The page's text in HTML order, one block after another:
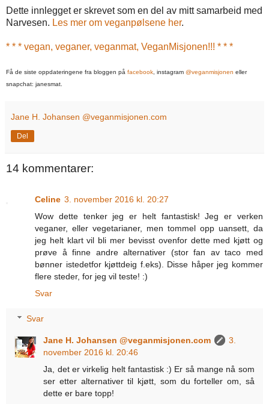
Dette innlegget er skrevet som en del av mitt samarbeid med
Narvesen. Les mer om veganpølsene her.
* * * vegan, veganer, veganmat, VeganMisjonen!!! * * *
Få de siste oppdateringene fra bloggen på facebook instagram @veganmisjonen eller
snapchat: janesmat.
Jane H. Johansen @veganmisjonen.com
Del
14 kommentarer:
Celine 3. november 2016 kl. 20:27
Wow dette tenker jeg er helt fantastisk! Jeg er verken
veganer, eller vegetarianer, men tommel opp uansett, da
jeg helt klart vil bli mer bevisst ovenfor dette med kjøtt og
prøve å finne andre alternativer (stor fan av taco med
bønner istedetfor kjøttdeig f.eks). Disse håper jeg kommer
flere steder, for jeg vil teste! :)
Svar
Svar
Jane H. Johansen @veganmisjonen.com
3.
november 2016 kl. 20:46
Ja, det er virkelig helt fantastisk :) Er så mange nå som
ser etter alternativer til kjøtt, som du forteller om, så
dette er bare topp!